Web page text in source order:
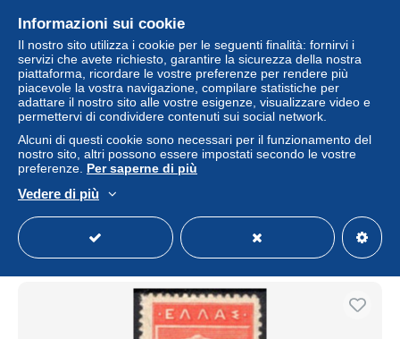
Greece Lemnos 1912/13 - MH*
Residenziale
Informazioni sui cookie
Il nostro sito utilizza i cookie per le seguenti finalità: fornirvi i
servizi che avete richiesto, garantire la sicurezza della nostra
piattaforma, ricordare le vostre preferenze per rendere più
piacevole la vostra navigazione, compilare statistiche per
adattare il nostro sito alle vostre esigenze, visualizzare video e
permettervi di condividere contenuti sui social network.
Alcuni di questi cookie sono necessari per il funzionamento del
nostro sito, altri possono essere impostati secondo le vostre
preferenze. Per saperne di più
Vedere di più